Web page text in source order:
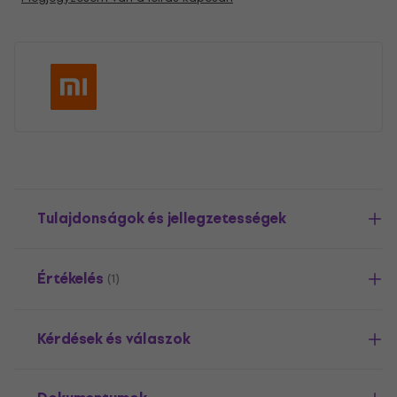
Tulajdonságok és jellegzetességek
Értékelés (1)
Kérdések és válaszok